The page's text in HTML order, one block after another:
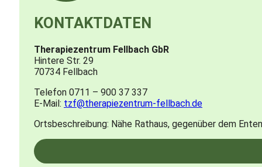
KONTAKTDATEN
Therapiezentrum Fellbach GbR
Hintere Str. 29
70734 Fellbach
Telefon 0711 – 900 37 337
E-Mail: tzf@therapiezentrum-fellbach.de
Ortsbeschreibung: Nähe Rathaus, gegenüber dem